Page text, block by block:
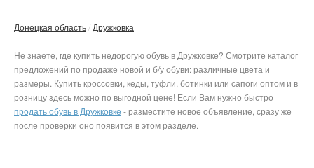
Донецкая область Дружковка
Не знаете, где купить недорогую обувь в Дружковке? Смотрите каталог
предложений по продаже новой и б/у обуви: различные цвета и
размеры. Купить кроссовки, кеды, туфли, ботинки или сапоги оптом и в
розницу здесь можно по выгодной цене! Если Вам нужно быстро
продать обувь в Дружковке - разместите новое объявление, сразу же
после проверки оно появится в этом разделе.